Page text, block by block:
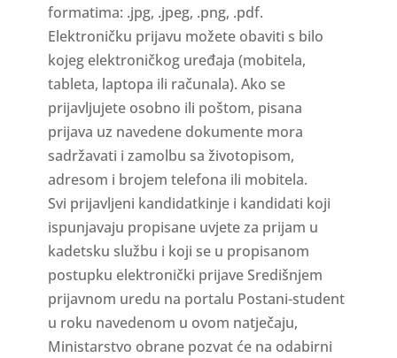
formatima: .jpg, .jpeg, .png, .pdf.
Elektroničku prijavu možete obaviti s bilo
kojeg elektroničkog uređaja (mobitela,
tableta, laptopa ili računala). Ako se
prijavljujete osobno ili poštom, pisana
prijava uz navedene dokumente mora
sadržavati i zamolbu sa životopisom,
adresom i brojem telefona ili mobitela.
Svi prijavljeni kandidatkinje i kandidati koji
ispunjavaju propisane uvjete za prijam u
kadetsku službu i koji se u propisanom
postupku elektronički prijave Središnjem
prijavnom uredu na portalu Postani-student
u roku navedenom u ovom natječaju,
Ministarstvo obrane pozvat će na odabirni